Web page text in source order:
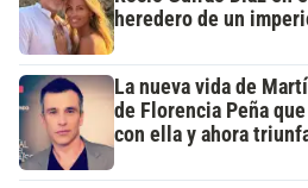
heredero de un
La nueva vida de
de Florencia Peña
con ella y ahora